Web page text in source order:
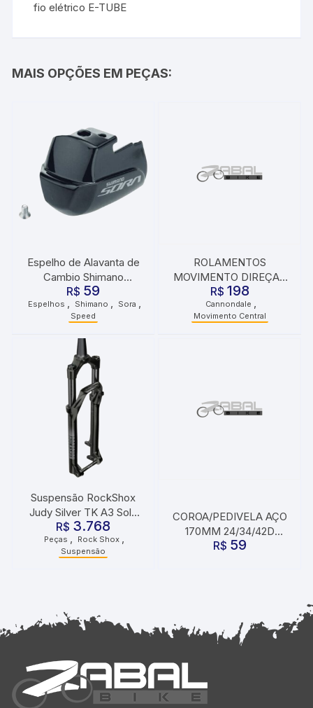
fio elétrico E-TUBE
MAIS OPÇÕES EM PEÇAS:
Espelho de Alavanta de
Cambio Shimano
Esquerdo ST-R3000
com Parafuso
R$ 59
Espelhos Shimano Sora
Speed
ROLAMENTOS
MOVIMENTO DIREÇAO
HD 169
R$ 198
Cannondale
Movimento Central
Suspensão RockShox
Judy Silver TK A3 Solo
Air Boost Trava no
Guidão 29″ 100mm MTB
R$ 3.768
Peças , Rock Shox ,
Suspensão
COROA/PEDIVELA AÇO
170MM 24/34/42D
INDEX PTO
R$ 59